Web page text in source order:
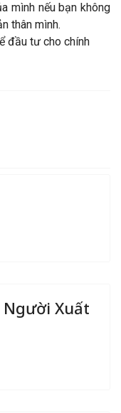
mình nếu bạn không
thân mình.
đầu tư cho chính
Người Xuất